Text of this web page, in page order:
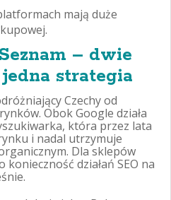
mają duże
– dwie
strategia
Czechy od
Obok Google działa
która przez lata
i nadal utrzymuje
Dla sklepów
działań SEO na